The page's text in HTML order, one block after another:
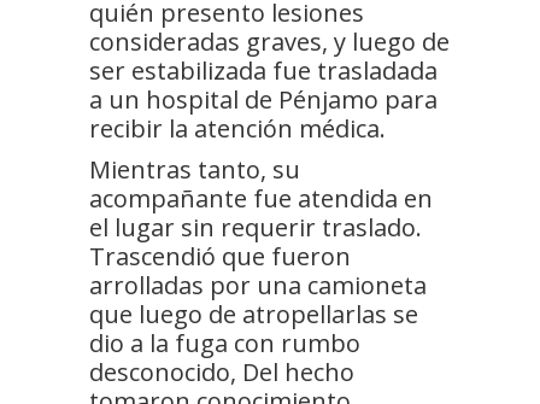
quién presento lesiones
consideradas graves, y luego de
ser estabilizada fue trasladada
a un hospital de Pénjamo para
recibir la atención médica.
Mientras tanto, su
acompañante fue atendida en
el lugar sin requerir traslado.
Trascendió que fueron
arrolladas por una camioneta
que luego de atropellarlas se
dio a la fuga con rumbo
desconocido, Del hecho